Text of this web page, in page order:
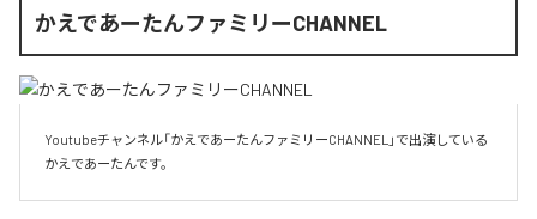
かえであーたんファミリーCHANNEL
Youtubeチャンネル「かえであーたんファミリーCHANNEL」で出演している
かえであーたんです。